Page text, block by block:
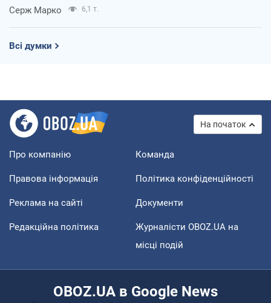
Серж Марко 6,1 т.
Всі думки
На початок
Про компанію Команда
Правова інформація Політика конфіденційності
Реклама на сайті Документи
Редакційна політика
Журналісти OBOZ.UA на
місці подій
OBOZ.UA в Google News